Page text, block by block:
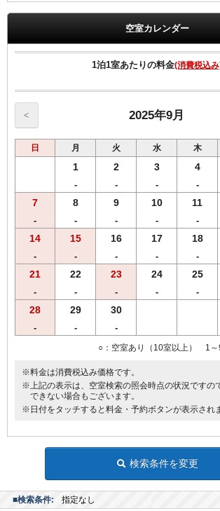
ジュレーム ノンシリコンシャンプー・トリー
※内容については変更になることもあります。
完備。
・ご宿泊者様専用の大浴場をご利用いただけます。
空室カレンダー
1泊1室あたりの料金(消費税込
< 2025年9月
日 月 火 水 木
1
-
2
-
3
-
4
-
7
-
8
-
9
-
10
-
11
-
14
-
15
-
16
-
17
-
18
-
21
-
22
-
23
-
24
-
25
-
28
-
29
-
30
-
○：空室あり（10室以上） 1
※料金は消費税込み価格です。
※上記の表示は、空室検索の照会時点の状況ですの
できない場合もございます。
※日付をタッチすると料金・予約ボタンが表示され
検索条件を変更
■検索条件: 指定なし